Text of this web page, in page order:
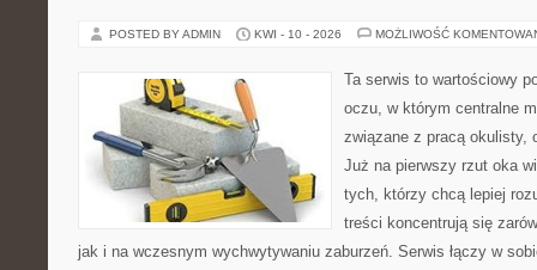
POSTED BY ADMIN KWI - 10 - 2026 MOŻLIWOŚĆ
Ta serwis to wartościowy
oczu, w którym centralne
związane z pracą okulisty,
Już na pierwszy rzut oka
tych, którzy chcą lepiej
treści koncentrują się
jak i na wczesnym wychwytywaniu zaburzeń. Serwis łączy w